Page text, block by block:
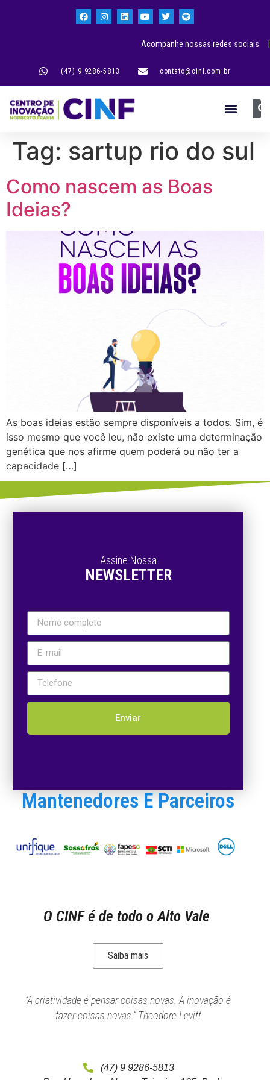
(47) 9 9286-5813 contato@cinf.com.br
Acompanhe nossas redes sociais |
Tag: sartup rio do sul
Como nascem as Boas
Ideias?
As boas ideias estão sempre disponíveis a todos. Sim, é
isso mesmo que você leu, não existe uma determinação
genética que nos afirme quem poderá ou não ter a
capacidade […]
Assine Nossa
NEWSLETTER
Enviar
Mantenedores E Parceiros
O CINF é de todo o Alto Vale
Saiba mais
“A criatividade é pensar coisas novas. A inovação é
fazer coisas novas.” Theodore Levitt
(47) 9 9286-5813